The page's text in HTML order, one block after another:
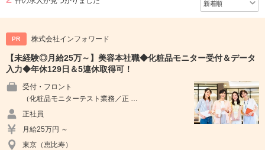
PR 株式会社インフォワード
【未経験◎月給25万～】美容本社職◆化粧品モニター受付＆データ
入力◆年休129日＆5連休取得可！
受付・フロント
（化粧品モニターテスト業務／正 …
正社員
月給25万円 ～
東京（恵比寿）